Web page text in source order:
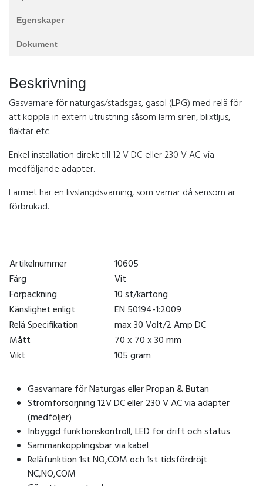
Egenskaper
Dokument
Beskrivning
Gasvarnare för naturgas/stadsgas, gasol (LPG) med relä för
att koppla in extern utrustning såsom larm siren, blixtljus,
fläktar etc.
Enkel installation direkt till 12 V DC eller 230 V AC via
medföljande adapter.
Larmet har en livslängdsvarning, som varnar då sensorn är
förbrukad.
Artikelnummer
10605
Färg
Vit
Förpackning
10 st/kartong
Känslighet enligt
EN 50194-1:2009
Relä Specifikation
max 30 Volt/2 Amp DC
Mått
70 x 70 x 30 mm
Vikt
105 gram
Gasvarnare för Naturgas eller Propan & Butan
Strömförsörjning 12V DC eller 230 V AC via adapter
(medföljer)
Inbyggd funktionskontroll, LED för drift och status
Sammankopplingsbar via kabel
Reläfunktion 1st NO,COM och 1st tidsfördröjt
NC,NO,COM